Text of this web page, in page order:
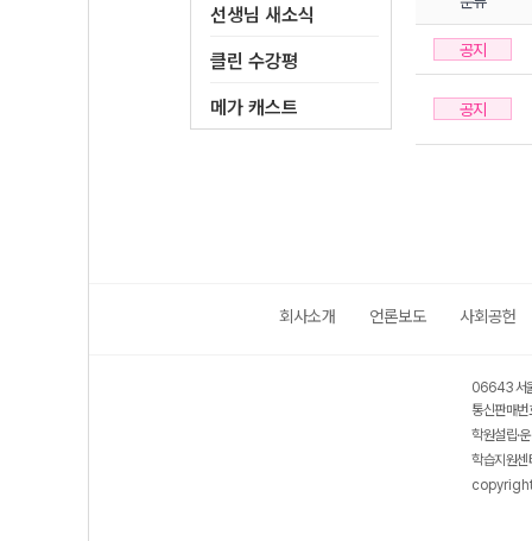
선생님 새소식
클린 수강평
메가 캐스트
공지
공지
회사소개 언론보도 사회공헌
06643 서
통신판매
학원설립·
학습지원